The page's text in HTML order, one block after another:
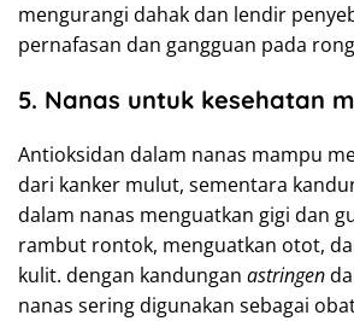
mengurangi dahak dan lendir
pernafasan dan gangguan pada
5. Nanas untuk kesehatan
Antioksidan dalam nanas mampu
dari kanker mulut, sementara
dalam nanas menguatkan gigi dan
rambut rontok, menguatkan otot,
kulit. dengan kandungan astringen
nanas sering digunakan sebagai